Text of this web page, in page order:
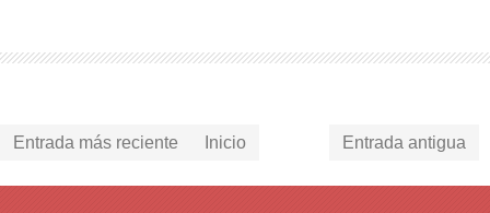
Entrada más reciente Entrada antigua
Inicio